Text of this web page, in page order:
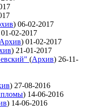
) 06-02-2017
01-02-2017
Архив) 01-02-2017
) 21-01-2017
(Архив) 26-11-
) 27-08-2016
) 14-06-2016
) 14-06-2016